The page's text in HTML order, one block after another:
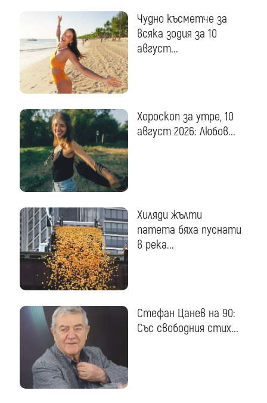
Чудно късметче за
всяка зодия за 10
август...
Хороскоп за утре, 10
август 2026: Любов...
Хиляди жълти
патета бяха пуснати
в река...
Стефан Цанев на 90:
Със свободния стих...